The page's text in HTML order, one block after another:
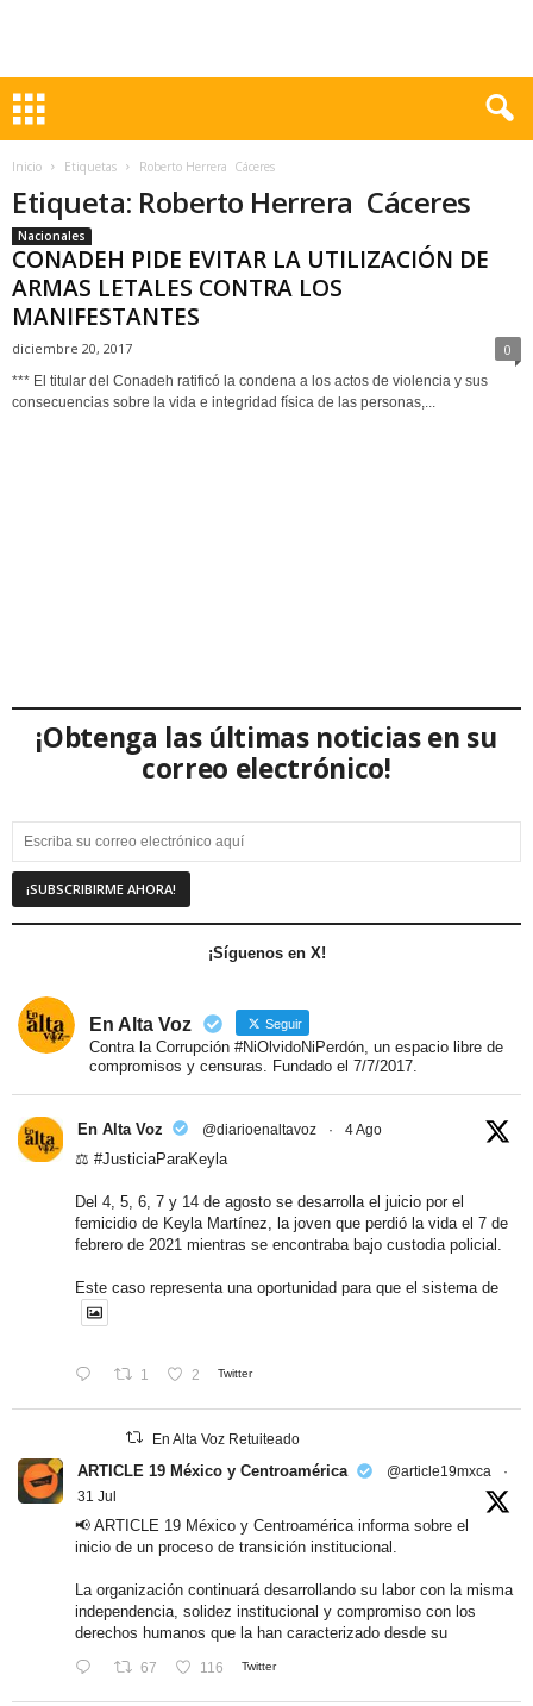
Inicio Etiquetas Roberto Herrera Cáceres
Etiqueta: Roberto Herrera Cáceres
Nacionales
CONADEH PIDE EVITAR LA UTILIZACIÓN DE
ARMAS LETALES CONTRA LOS
MANIFESTANTES
diciembre 20, 2017 0
*** El titular del Conadeh ratificó la condena a los actos de violencia y sus
consecuencias sobre la vida e integridad física de las personas,...
¡Obtenga las últimas noticias en su
correo electrónico!
¡Síguenos en X!
En Alta Voz Seguir
Contra la Corrupción #NiOlvidoNiPerdón, un espacio libre de
compromisos y censuras. Fundado el 7/7/2017.
En Alta Voz @diarioenaltavoz · 4 Ago
⚖️ #JusticiaParaKeyla
Del 4, 5, 6, 7 y 14 de agosto se desarrolla el juicio por el
femicidio de Keyla Martínez, la joven que perdió la vida el 7 de
febrero de 2021 mientras se encontraba bajo custodia policial.
Este caso representa una oportunidad para que el sistema de
1 2 Twitter
En Alta Voz Retuiteado
ARTICLE 19 México y Centroamérica @article19mxca
·
31 Jul
📢 ARTICLE 19 México y Centroamérica informa sobre el
inicio de un proceso de transición institucional.
La organización continuará desarrollando su labor con la misma
independencia, solidez institucional y compromiso con los
derechos humanos que la han caracterizado desde su
67 116 Twitter